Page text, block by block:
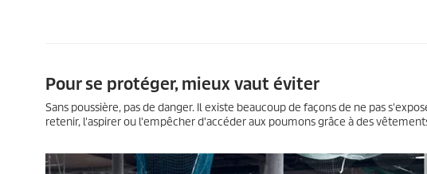
Pour se protéger, mieux vaut éviter
Sans poussière, pas de danger. Il existe beaucoup de façons de ne pas
retenir, l'aspirer ou l'empêcher d'accéder aux poumons grâce à des